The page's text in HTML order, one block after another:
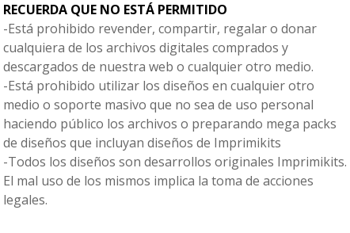
RECUERDA QUE NO ESTÁ PERMITIDO
-Está prohibido revender, compartir, regalar o donar
cualquiera de los archivos digitales comprados y
descargados de nuestra web o cualquier otro medio.
-Está prohibido utilizar los diseños en cualquier otro
medio o soporte masivo que no sea de uso personal
haciendo público los archivos o preparando mega packs
de diseños que incluyan diseños de Imprimikits
-Todos los diseños son desarrollos originales Imprimikits.
El mal uso de los mismos implica la toma de acciones
legales.